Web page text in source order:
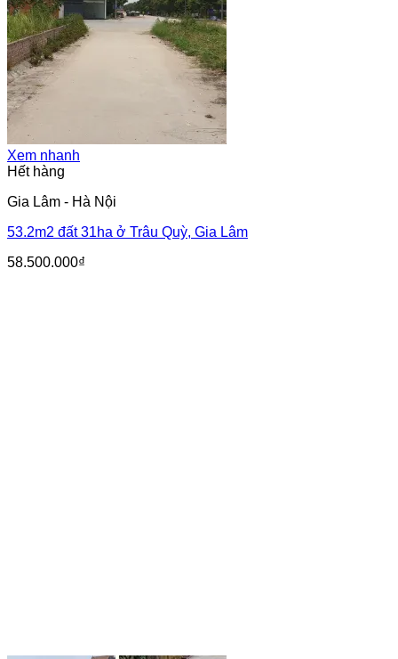
Xem nhanh
Hết hàng
Gia Lâm - Hà Nội
53.2m2 đất 31ha ở Trâu Quỳ, Gia Lâm
58.500.000₫